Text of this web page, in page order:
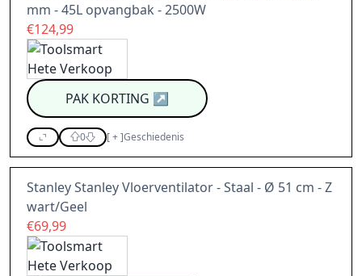
mm - 45L opvangbak - 2500W
€124,99
PAK KORTING ↗
0 [+]Geschiedenis
Stanley Stanley Vloerventilator - Staal - Ø 51 cm - Z
wart/Geel
€69,99